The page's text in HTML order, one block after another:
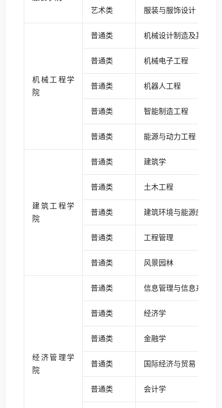
艺术类
服装与服饰设计
机械工程学
院
普通类 机械设计制造及其自动
普通类 机械电子工程
普通类 机器人工程
普通类 智能制造工程
普通类 能源与动力工程
建筑工程学
院
普通类 建筑学
普通类 土木工程
普通类 建筑环境与能源应用工
普通类 工程管理
普通类 风景园林
经济管理学
院
普通类 信息管理与信息系统
普通类 经济学
普通类 金融学
普通类 国际经济与贸易
普通类 会计学